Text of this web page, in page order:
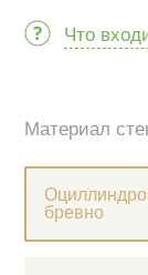
Что
Материал
бревно